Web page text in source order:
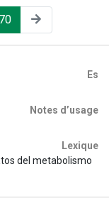
70
Es
Notes d’usage
Lexique
del metabolismo